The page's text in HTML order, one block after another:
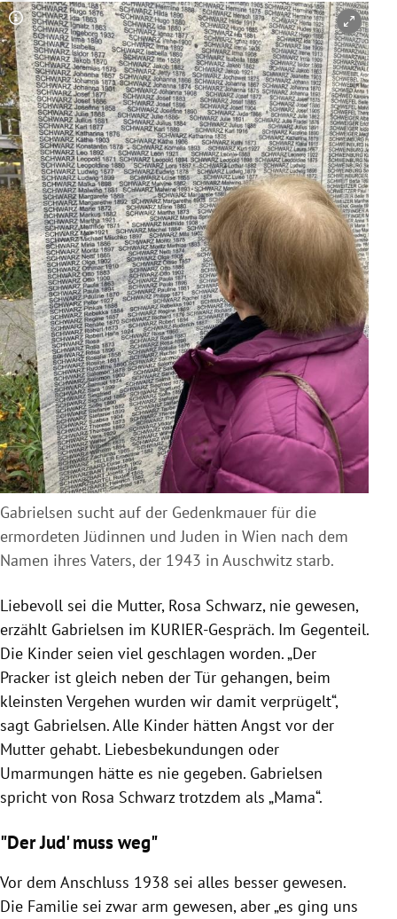
Copyright-Hinweis öffnen/schließen
Gabrielsen sucht auf der Gedenkmauer für die
ermordeten Jüdinnen und Juden in Wien nach dem
Namen ihres Vaters, der 1943 in Auschwitz starb.
Liebevoll sei die Mutter, Rosa Schwarz, nie gewesen,
erzählt Gabrielsen im KURIER-Gespräch. Im Gegenteil.
Die Kinder seien viel geschlagen worden. „Der
Pracker ist gleich neben der Tür gehangen, beim
kleinsten Vergehen wurden wir damit verprügelt“,
sagt Gabrielsen. Alle Kinder hätten Angst vor der
Mutter gehabt. Liebesbekundungen oder
Umarmungen hätte es nie gegeben. Gabrielsen
spricht von Rosa Schwarz trotzdem als „Mama“.
"Der Jud' muss weg"
Vor dem Anschluss 1938 sei alles besser gewesen.
Die Familie sei zwar arm gewesen, aber „es ging uns